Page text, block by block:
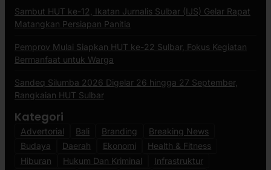
Sambut HUT ke-12, Ikatan Jurnalis Sulbar (IJS) Gelar Rapat
Matangkan Persiapan Panitia
Pemprov Mulai Siapkan HUT ke-22 Sulbar, Fokus Kegiatan
Bermanfaat untuk Warga
Sandeq Silumba 2026 Digelar 26 hingga 27 September,
Rangkaian HUT Sulbar
Kategori
Advertorial Bali Branding
Breaking News
Budaya
Daerah Ekonomi
Health & Fitness
Hiburan
Hukum Dan Kriminal Infrastruktur